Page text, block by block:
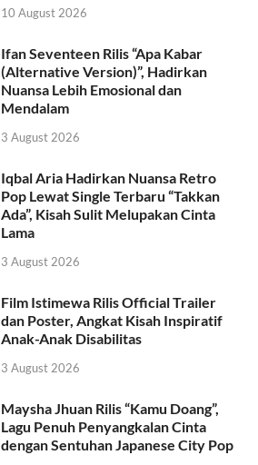
10 August 2026
Ifan Seventeen Rilis “Apa Kabar
(Alternative Version)”, Hadirkan
Nuansa Lebih Emosional dan
Mendalam
3 August 2026
Iqbal Aria Hadirkan Nuansa Retro
Pop Lewat Single Terbaru “Takkan
Ada”, Kisah Sulit Melupakan Cinta
Lama
3 August 2026
Film Istimewa Rilis Official Trailer
dan Poster, Angkat Kisah Inspiratif
Anak-Anak Disabilitas
3 August 2026
Maysha Jhuan Rilis “Kamu Doang”,
Lagu Penuh Penyangkalan Cinta
dengan Sentuhan Japanese City Pop